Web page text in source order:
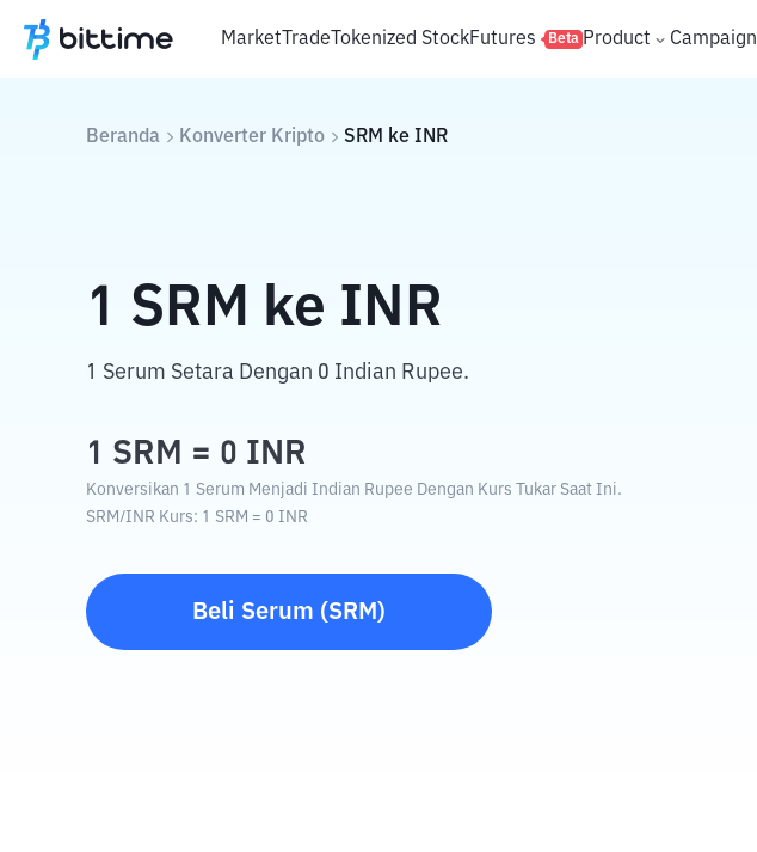
MarketTradeTokenized StockFutures Beta Product Campaign
Beranda Konverter Kripto SRM ke INR
1 SRM ke INR
1 Serum Setara Dengan 0 Indian Rupee.
1 SRM = 0 INR
Konversikan 1 Serum Menjadi Indian Rupee Dengan Kurs Tukar Saat Ini.
SRM/INR Kurs: 1 SRM = 0 INR
Beli Serum (SRM )